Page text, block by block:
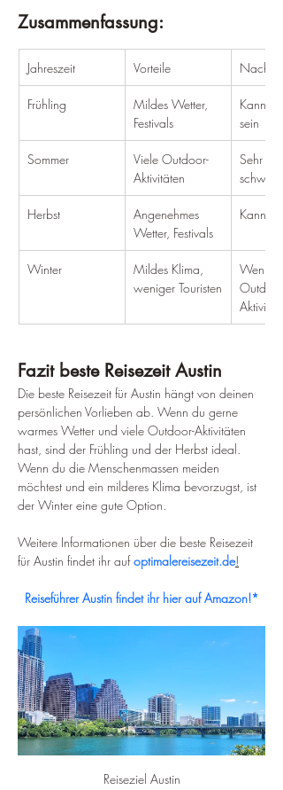
Zusammenfassung:
Jahreszeit Vorteile Nachteile
Frühling
Mildes Wetter,
Festivals
Kann
sein
Sommer
Viele Outdoor-
Aktivitäten
Sehr
schwül
Herbst
Angenehmes
Wetter, Festivals
Kann
Winter
Mildes Klima,
weniger Touristen
Weniger
Outdoor-
Aktivitäten
Fazit beste Reisezeit Austin
Die beste Reisezeit für Austin hängt von deinen
persönlichen Vorlieben ab. Wenn du gerne
warmes Wetter und viele Outdoor-Aktivitäten
hast, sind der Frühling und der Herbst ideal.
Wenn du die Menschenmassen meiden
möchtest und ein milderes Klima bevorzugst, ist
der Winter eine gute Option.
Weitere Informationen über die beste Reisezeit
für Austin findet ihr auf optimalereisezeit.de!
Reiseführer Austin findet ihr hier auf Amazon!*
Reiseziel Austin